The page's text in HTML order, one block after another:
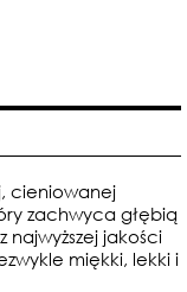
cieniowanej
zachwyca głębią
jakości
miękki, lekki i